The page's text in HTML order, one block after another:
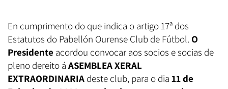
En cumprimento do que indica o artigo 17ª dos
Estatutos do Pabellón Ourense Club de Fútbol. O
Presidente acordou convocar aos socios e socias de
pleno dereito á ASEMBLEA XERAL
EXTRAORDINARIA deste club, para o dia 11 de